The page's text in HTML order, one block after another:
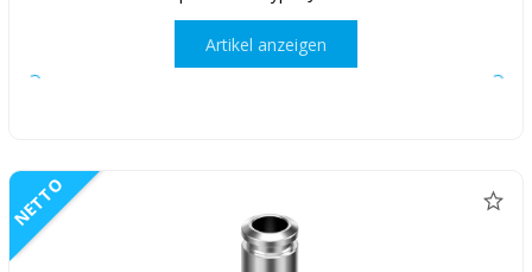
Artikel anzeigen
NETTO